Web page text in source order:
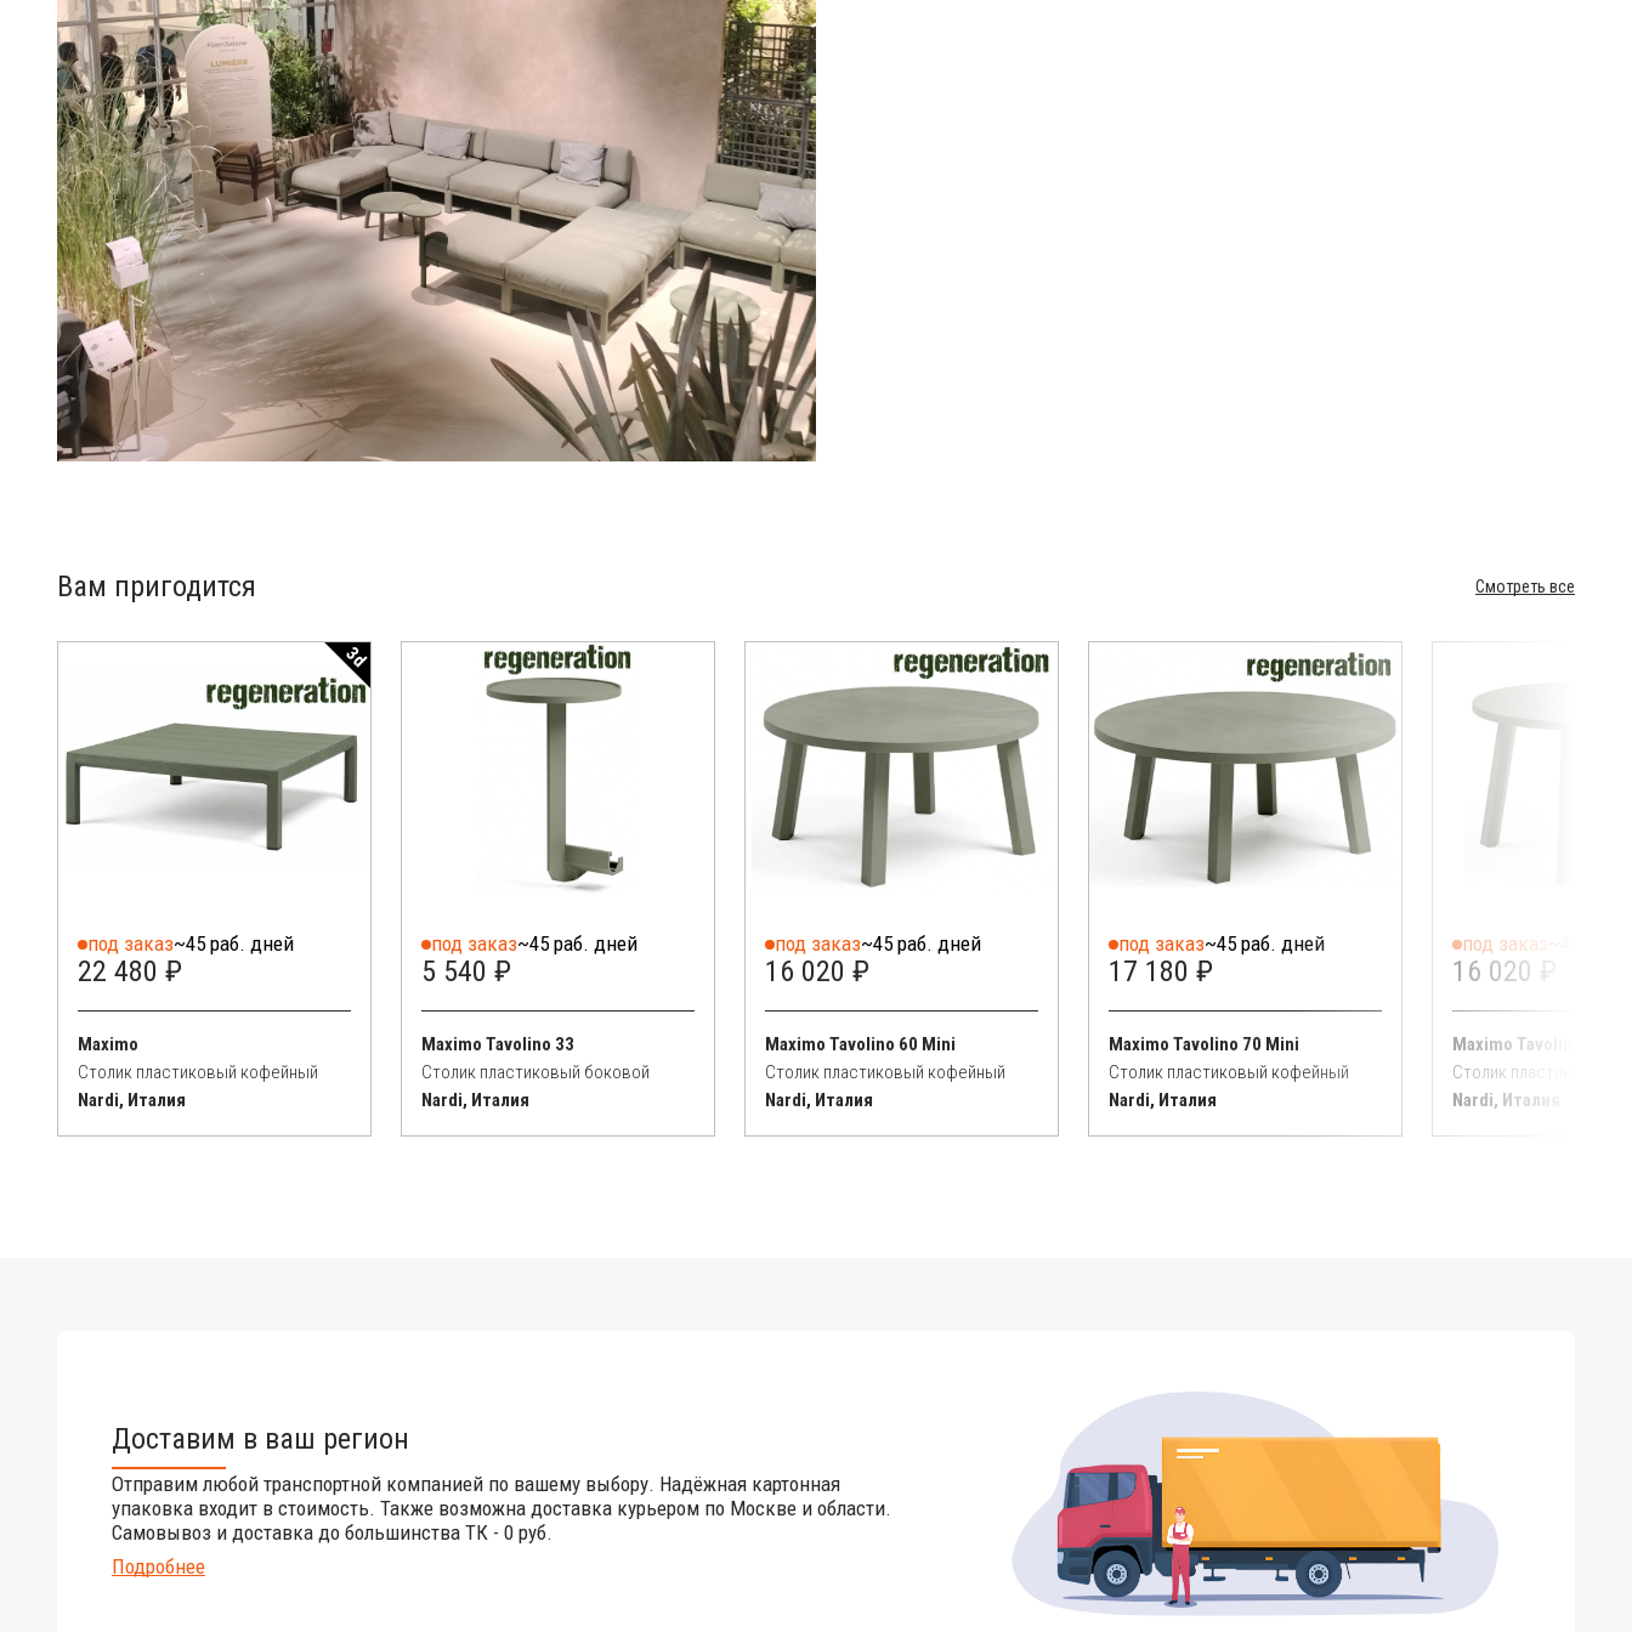
Открыть технические характеристики
Открыть руководство по сборке.
Для уточнения всех возможных вариантов материала и цвета данного изделия обращайтесь к нашим
менеджерам.
Вам пригодится Смотреть все
3d
под заказ~45 раб. дней
22 480 ₽
Maximo
Столик пластиковый кофейный
Nardi, Италия
под заказ~45 раб. дней
5 540 ₽
Maximo Tavolino 33
Столик пластиковый боковой
Nardi, Италия
под заказ~45 раб. дней
16 020 ₽
Maximo Tavolino 60 Mini
Столик пластиковый кофейный
Nardi, Италия
под заказ~45 раб. дней
17 180 ₽
Maximo Tavolino 70 Mini
Столик пластиковый кофейный
Nardi, Италия
под заказ
16 020 ₽
Maximo Tavolino 60
Столик пластиковый
Nardi, Италия
Доставим в ваш регион
Отправим любой транспортной компанией по вашему выбору. Надёжная картонная
упаковка входит в стоимость. Также возможна доставка курьером по Москве и области.
Самовывоз и доставка до большинства ТК - 0 руб.
Подробнее